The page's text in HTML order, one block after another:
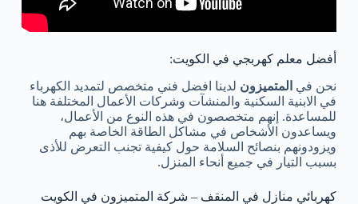
أفضل معلم كهربجي في الكويت:
نحن في المتميزون لدينا افضل فني متخصص لتمديد الكهرباء
في الابنية السكنية والمنشآت وشركات الأعمال المختلفة هنا
للمساعدة. إنهم متخصصون في هذه النوع من الأعمال،
ويساعدون الأشخاص في مشاكل الطاقة الخاصة بهم
ويزودونهم بنصائح السلامة حول كيفية تجنب التعرض للأذى
بسبب التيار في جميع أنحاء المنزل.
كهربائي منازل في المنقف – شركة المتميزون في الكويت